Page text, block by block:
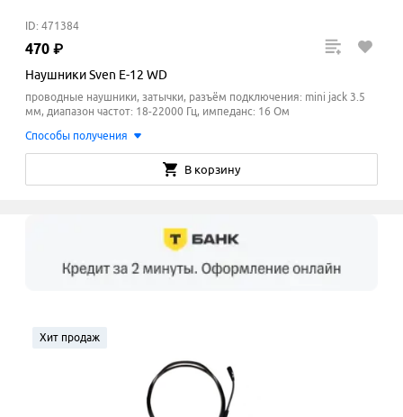
ID: 471384
470 ₽
Наушники Sven E-12 WD
проводные наушники, затычки, разъём подключения: mini jack 3.5
мм, диапазон частот: 18-22000 Гц, импеданс: 16 Ом
Способы получения
В корзину
Хит продаж